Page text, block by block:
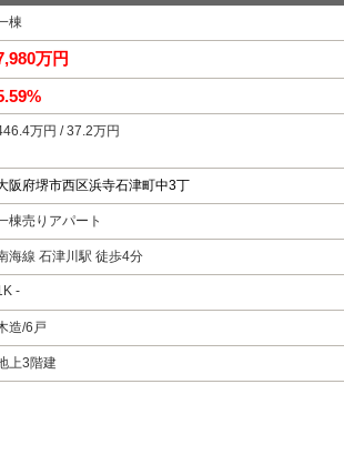
棟
万円
万円 / 37.2万円
阪府堺市西区浜寺石津町中3丁
棟売りアパート
海線 石津川駅 徒歩4分
-
造/6戸
上3階建